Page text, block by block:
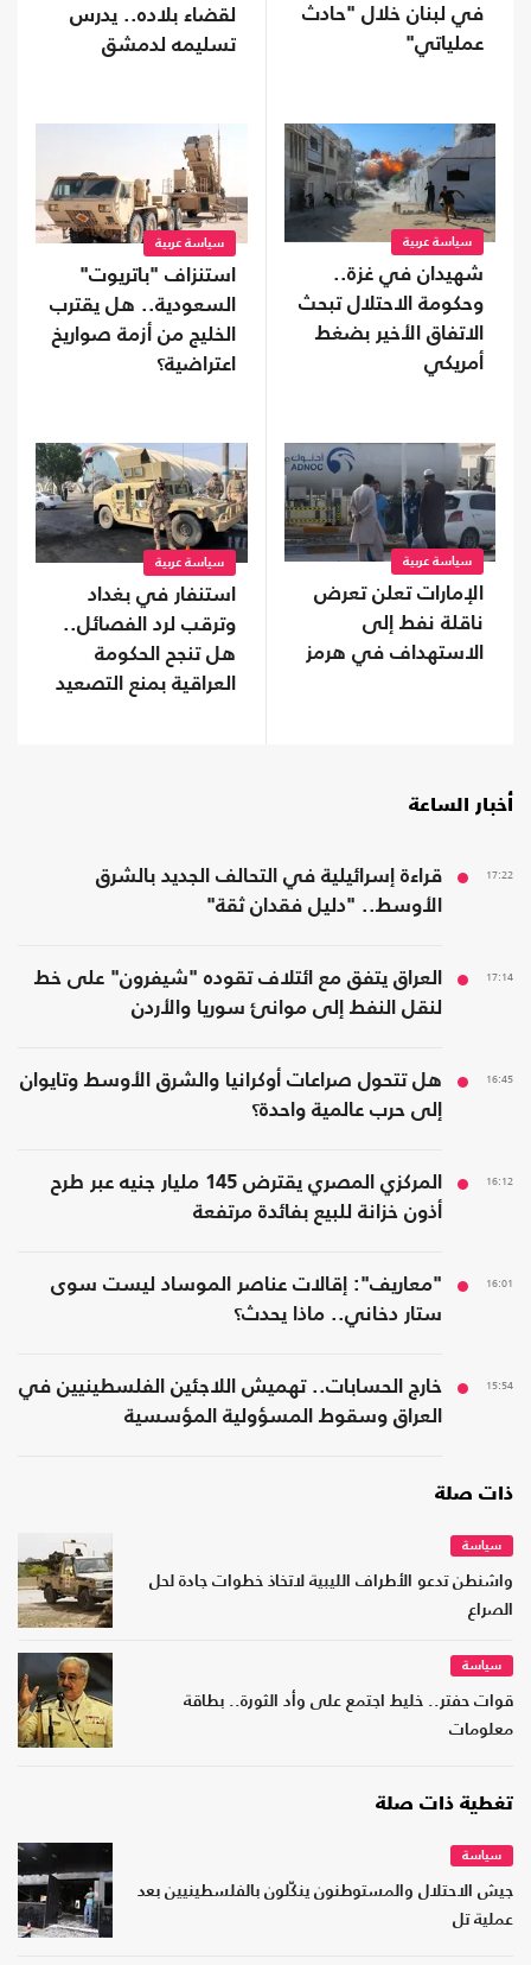
في لبنان خلال "حادث
عملياتي"
لقضاء بلاده.. يدرس
تسليمه لدمشق
سياسة عربية
شهيدان في غزة..
وحكومة الاحتلال تبحث
الاتفاق الأخير بضغط
أمريكي
سياسة عربية
استنزاف "باتريوت"
السعودية.. هل يقترب
الخليج من أزمة صواريخ
اعتراضية؟
سياسة عربية
الإمارات تعلن تعرض
ناقلة نفط إلى
الاستهداف في هرمز
سياسة عربية
استنفار في بغداد
وترقب لرد الفصائل..
هل تنجح الحكومة
العراقية بمنع التصعيد
أخبار الساعة
17:22
قراءة إسرائيلية في التحالف الجديد بالشرق
الأوسط.. "دليل فقدان ثقة"
17:14
العراق يتفق مع ائتلاف تقوده "شيفرون" على خط
لنقل النفط إلى موانئ سوريا والأردن
16:45
هل تتحول صراعات أوكرانيا والشرق الأوسط وتايوان
إلى حرب عالمية واحدة؟
16:12
المركزي المصري يقترض 145 مليار جنيه عبر طرح
أذون خزانة للبيع بفائدة مرتفعة
16:01
"معاريف": إقالات عناصر الموساد ليست سوى
ستار دخاني.. ماذا يحدث؟
15:54
خارج الحسابات.. تهميش اللاجئين الفلسطينيين في
العراق وسقوط المسؤولية المؤسسية
ذات صلة
سياسة
واشنطن تدعو الأطراف الليبية لاتخاذ خطوات جادة لحل
الصراع
سياسة
قوات حفتر.. خليط اجتمع على وأد الثورة.. بطاقة
معلومات
تغطية ذات صلة
سياسة
جيش الاحتلال والمستوطنون ينكّلون بالفلسطينيين بعد
عملية تل